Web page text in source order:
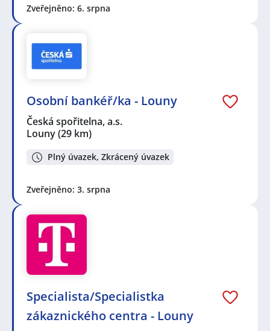
Zveřejněno: 6. srpna
Osobní bankéř/ka - Louny
Česká spořitelna, a.s.
Louny(29 km)
Plný úvazek, Zkrácený úvazek
Zveřejněno: 3. srpna
Specialista/Specialistka
zákaznického centra - Louny